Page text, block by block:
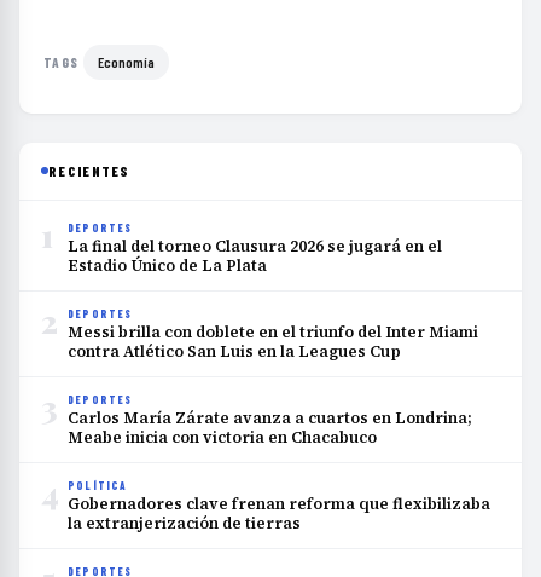
TAGS Economía
RECIENTES
1 DEPORTES
La final del torneo Clausura 2026 se jugará en el
Estadio Único de La Plata
2 DEPORTES
Messi brilla con doblete en el triunfo del Inter Miami
contra Atlético San Luis en la Leagues Cup
3 DEPORTES
Carlos María Zárate avanza a cuartos en Londrina;
Meabe inicia con victoria en Chacabuco
4 POLÍTICA
Gobernadores clave frenan reforma que flexibilizaba
la extranjerización de tierras
DEPORTES